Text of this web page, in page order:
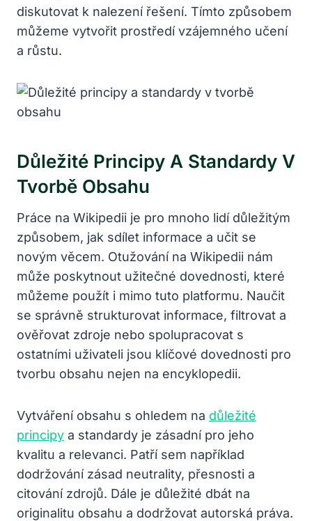
diskutovat k nalezení řešení. Tímto způsobem
můžeme vytvořit prostředí vzájemného učení
a růstu.
Důležité Principy A Standardy V
Tvorbě Obsahu
Práce na Wikipedii je pro mnoho lidí důležitým
způsobem, jak sdílet informace a učit se
novým věcem. Otužování na Wikipedii nám
může poskytnout užitečné dovednosti, které
můžeme použít i mimo tuto platformu. Naučit
se správně strukturovat informace, filtrovat a
ověřovat zdroje nebo spolupracovat s
ostatními uživateli jsou klíčové dovednosti pro
tvorbu obsahu nejen na encyklopedii.
Vytváření obsahu s ohledem na důležité
principy a standardy je zásadní pro jeho
kvalitu a relevanci. Patří sem například
dodržování zásad neutrality, přesnosti a
citování zdrojů. Dále je důležité dbát na
originalitu obsahu a dodržovat autorská práva.